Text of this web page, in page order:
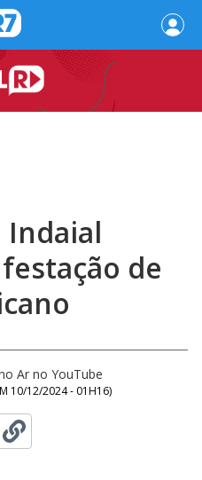
de
Ar no YouTube
10/12/2024 - 01H16)